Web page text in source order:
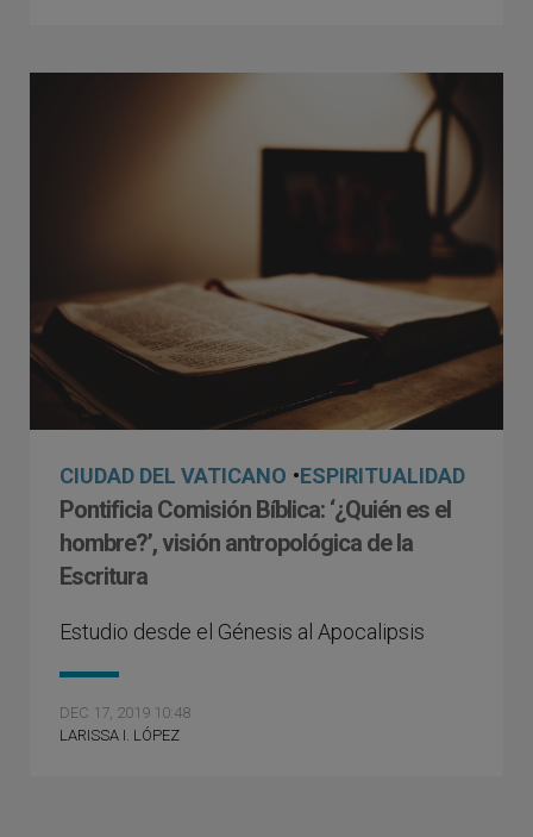
CIUDAD DEL VATICANO •ESPIRITUALIDAD
Pontificia Comisión Bíblica: ‘¿Quién es el
hombre?’, visión antropológica de la
Escritura
Estudio desde el Génesis al Apocalipsis
DEC 17, 2019 10:48
LARISSA I. LÓPEZ